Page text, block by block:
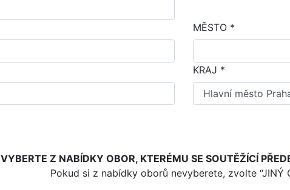
MĚSTO *
KRAJ *
VYBERTE Z NABÍDKY OBOR, KTERÉMU SE SOUTĚŽÍCÍ
Pokud si z nabídky oborů nevyberete, zvolte “JINÝ